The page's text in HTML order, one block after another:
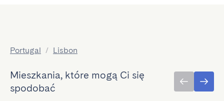
Portugal / Lisbon
Mieszkania, które mogą Ci się
spodobać